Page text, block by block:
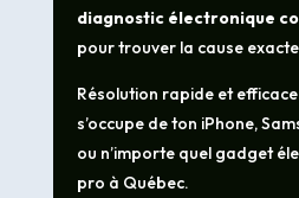
diagnostic électronique
pour trouver la cause
Résolution rapide et
s’occupe de ton iPhone,
ou n’importe quel gadget
pro à Québec.